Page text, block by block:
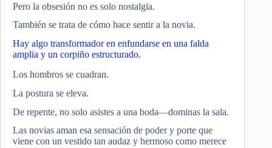
Pero la obsesión no es solo nostalgia.
También se trata de cómo hace sentir a la novia.
Hay algo transformador en enfundarse en una falda
amplia y un corpiño estructurado.
Los hombros se cuadran.
La postura se eleva.
De repente, no solo asistes a una boda—dominas la sala.
Las novias aman esa sensación de poder y porte que
viene con un vestido tan audaz y hermoso como merece